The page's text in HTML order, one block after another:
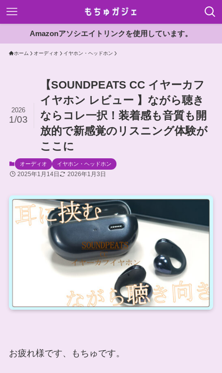
Amazonアソシエイトリンクを使用しています。
ホーム オーディオ イヤホン・ヘッドホン
【SOUNDPEATS CC イヤーカフ
イヤホン レビュー 】ながら聴き
ならコレ一択！装着感も音質も開
放的で新感覚のリスニング体験が
ここに
2026
1/03
オーディオ イヤホン・ヘッドホン
2025年1月14日 2026年1月3日
お疲れ様です、もちゅです。